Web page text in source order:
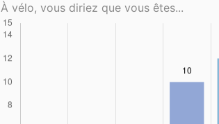
À vélo, vous diriez que vous êtes...